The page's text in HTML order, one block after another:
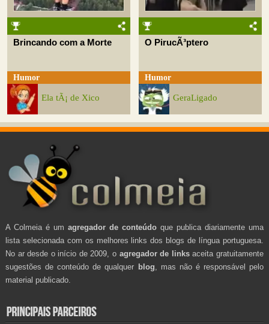
Brincando com a Morte
Humor
Ela tÃ¡ de Xico
O PirucÃ³ptero
Humor
GeraLigado
A Colmeia é um agregador de conteúdo que publica diariamente uma
lista selecionada com os melhores links dos blogs de língua portuguesa.
No ar desde o início de 2009, o agregador de linksaceita gratuitamente
sugestões de conteúdo de qualquer blog , mas não é responsável pelo
material publicado.